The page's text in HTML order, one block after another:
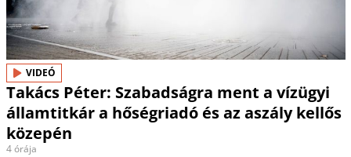
VIDEÓ
Takács Péter: Szabadságra ment a vízügyi
államtitkár a hőségriadó és az aszály kellős
közepén
4 órája